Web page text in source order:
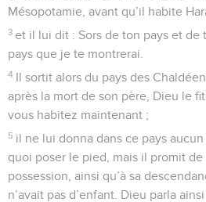
Mésopotamie, avant qu’il habite
3 et il lui dit : Sors de ton pays et de
pays que je te montrerai.
4 Il sortit alors du pays des
après la mort de son père, Dieu le
vous habitez maintenant ;
5 il ne lui donna dans ce pays
quoi poser le pied, mais il promit
possession, ainsi qu’à sa
n’avait pas d’enfant. Dieu parla ainsi